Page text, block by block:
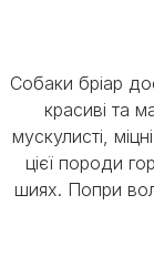
Собаки бріар
красиві та
мускулисті,
цієї породи
шиях. Попри